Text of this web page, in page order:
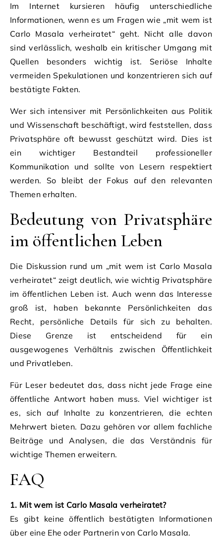
Im Internet kursieren häufig unterschiedliche
Informationen, wenn es um Fragen wie „mit wem ist
Carlo Masala verheiratet“ geht. Nicht alle davon
sind verlässlich, weshalb ein kritischer Umgang mit
Quellen besonders wichtig ist. Seriöse Inhalte
vermeiden Spekulationen und konzentrieren sich auf
bestätigte Fakten.
Wer sich intensiver mit Persönlichkeiten aus Politik
und Wissenschaft beschäftigt, wird feststellen, dass
Privatsphäre oft bewusst geschützt wird. Dies ist
ein wichtiger Bestandteil professioneller
Kommunikation und sollte von Lesern respektiert
werden. So bleibt der Fokus auf den relevanten
Themen erhalten.
Bedeutung von Privatsphäre
im öffentlichen Leben
Die Diskussion rund um „mit wem ist Carlo Masala
verheiratet“ zeigt deutlich, wie wichtig Privatsphäre
im öffentlichen Leben ist. Auch wenn das Interesse
groß ist, haben bekannte Persönlichkeiten das
Recht, persönliche Details für sich zu behalten.
Diese Grenze ist entscheidend für ein
ausgewogenes Verhältnis zwischen Öffentlichkeit
und Privatleben.
Für Leser bedeutet das, dass nicht jede Frage eine
öffentliche Antwort haben muss. Viel wichtiger ist
es, sich auf Inhalte zu konzentrieren, die echten
Mehrwert bieten. Dazu gehören vor allem fachliche
Beiträge und Analysen, die das Verständnis für
wichtige Themen erweitern.
FAQ
1. Mit wem ist Carlo Masala verheiratet?
Es gibt keine öffentlich bestätigten Informationen
über eine Ehe oder Partnerin von Carlo Masala.